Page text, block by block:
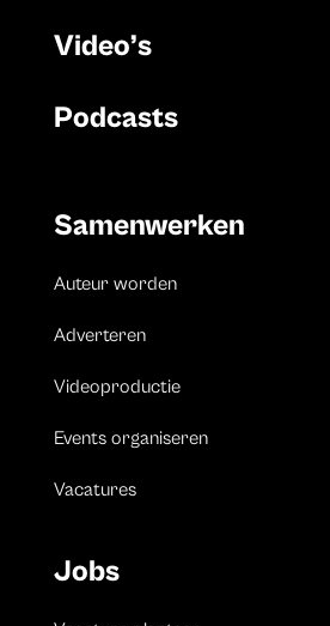
Video’s
Podcasts
Samenwerken
Auteur worden
Adverteren
Videoproductie
Events organiseren
Vacatures
Jobs